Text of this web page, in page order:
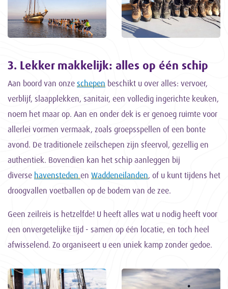
3. Lekker makkelijk: alles op één schip
Aan boord van onze schepen beschikt u over alles: vervoer,
verblijf, slaapplekken, sanitair, een volledig ingerichte keuken,
noem het maar op. Aan en onder dek is er genoeg ruimte voor
allerlei vormen vermaak, zoals groepsspellen of een bonte
avond. De traditionele zeilschepen zijn sfeervol, gezellig en
authentiek. Bovendien kan het schip aanleggen bij
diverse havenstedenen Waddeneilanden, of u kunt tijdens het
droogvallen voetballen op de bodem van de zee.
Geen zeilreis is hetzelfde! U heeft alles wat u nodig heeft voor
een onvergetelijke tijd - samen op één locatie, en toch heel
afwisselend. Zo organiseert u een uniek kamp zonder gedoe.